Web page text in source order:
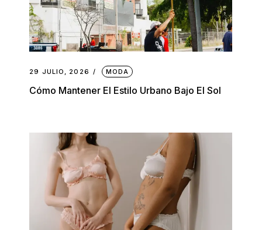
29 JULIO, 2026 MODA
Cómo Mantener El Estilo Urbano Bajo El Sol